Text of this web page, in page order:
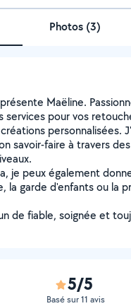
Photos (3)
Maëline.
services pour vos
personnalisées.
savoir-faire à travers
je peux également
la garde d'enfants ou la
de fiable, soignée et
5/5
Basé sur 11 avis